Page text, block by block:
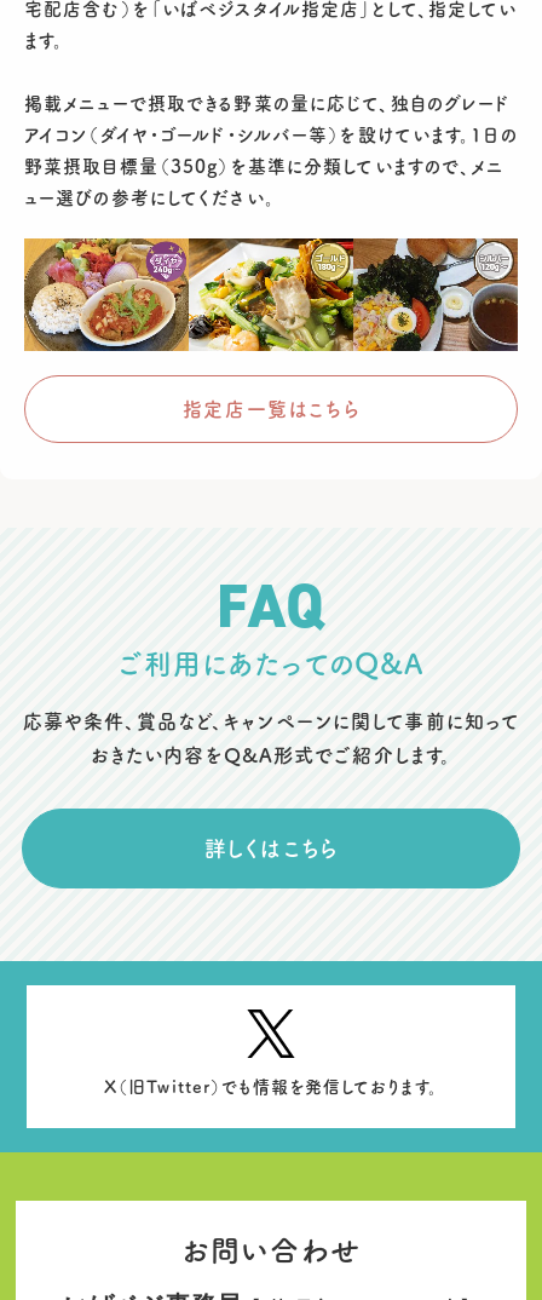
宅配店含む）を「いばベジスタイル指定店」として、指定してい
ます。
掲載メニューで摂取できる野菜の量に応じて、独自のグレード
アイコン（ダイヤ・ゴールド・シルバー等）を設けています。1日の
野菜摂取目標量（350g）を基準に分類していますので、メニ
ュー選びの参考にしてください。
指定店一覧はこちら
FAQ
ご利用にあたってのQ&A
応募や条件、賞品など、キャンペーンに関して事前に知って
おきたい内容をQ&A形式でご紹介します。
詳しくはこちら
X（旧Twitter）でも情報を発信しております。
お問い合わせ